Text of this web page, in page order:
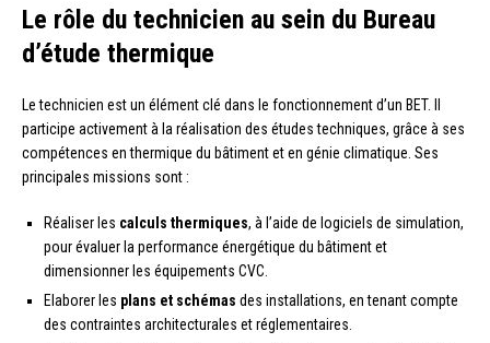
Le rôle du technicien au sein du Bureau
d’étude thermique
Le technicien est un élément clé dans le fonctionnement d’un BET. Il
participe activement à la réalisation des études techniques, grâce à ses
compétences en thermique du bâtiment et en génie climatique. Ses
principales missions sont :
Réaliser les calculs thermiques, à l’aide de logiciels de simulation,
pour évaluer la performance énergétique du bâtiment et
dimensionner les équipements CVC.
Elaborer les plans et schémas des installations, en tenant compte
des contraintes architecturales et réglementaires.